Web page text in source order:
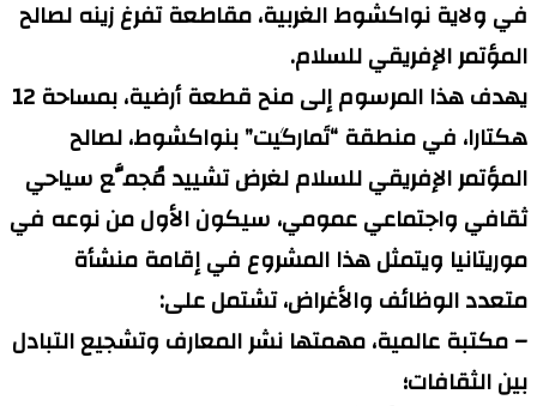
في ولاية نواكشوط الغربية، مقاطعة تفرغ زينه لصالح
المؤتمر الإفريقي للسلام.
يهدف هذا المرسوم إلى منح قطعة أرضية، بمساحة 12
هكتارا، في منطقة “تَمارگيت” بنواكشوط، لصالح
المؤتمر الإفريقي للسلام لغرض تشييد مُجمَّع سياحي
ثقافي واجتماعي عمومي، سيكون الأول من نوعه في
موريتانيا ويتمثل هذا المشروع في إقامة منشأة
متعدد الوظائف والأغراض، تشتمل على:
– مكتبة عالمية، مهمتها نشر المعارف وتشجيع التبادل
بين الثقافات؛